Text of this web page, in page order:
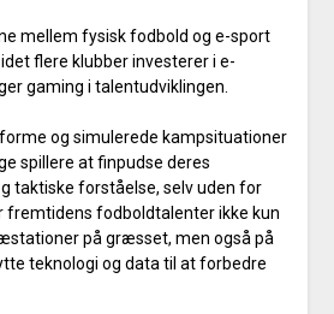
mellem fysisk fodbold og e-sport
flere klubber investerer i e-
gaming i talentudviklingen.
og simulerede kampsituationer
spillere at finpudse deres
taktiske forståelse, selv uden for
fremtidens fodboldtalenter ikke kun
på græsset, men også på
teknologi og data til at forbedre